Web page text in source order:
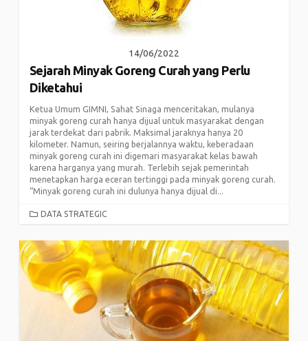
14/06/2022
Sejarah Minyak Goreng Curah yang Perlu
Diketahui
Ketua Umum GIMNI, Sahat Sinaga menceritakan, mulanya
minyak goreng curah hanya dijual untuk masyarakat dengan
jarak terdekat dari pabrik. Maksimal jaraknya hanya 20
kilometer. Namun, seiring berjalannya waktu, keberadaan
minyak goreng curah ini digemari masyarakat kelas bawah
karena harganya yang murah. Terlebih sejak pemerintah
menetapkan harga eceran tertinggi pada minyak goreng curah.
“Minyak goreng curah ini dulunya hanya dijual di...
CATEGORIES
DATA STRATEGIC